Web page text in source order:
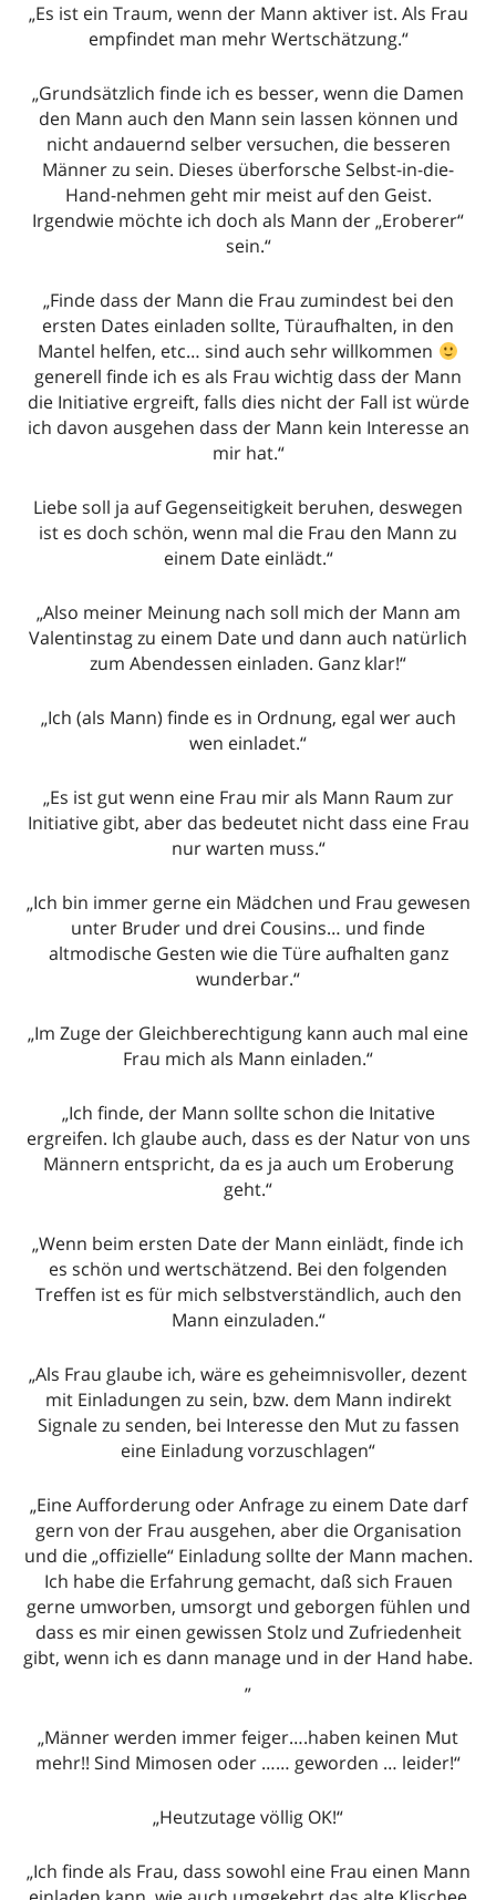
„Es ist ein Traum, wenn der Mann aktiver ist. Als Frau
empfindet man mehr Wertschätzung.“
„Grundsätzlich finde ich es besser, wenn die Damen
den Mann auch den Mann sein lassen können und
nicht andauernd selber versuchen, die besseren
Männer zu sein. Dieses überforsche Selbst-in-die-
Hand-nehmen geht mir meist auf den Geist.
Irgendwie möchte ich doch als Mann der „Eroberer“
sein.“
„Finde dass der Mann die Frau zumindest bei den
ersten Dates einladen sollte, Türaufhalten, in den
Mantel helfen, etc… sind auch sehr willkommen
generell finde ich es als Frau wichtig dass der Mann
die Initiative ergreift, falls dies nicht der Fall ist würde
ich davon ausgehen dass der Mann kein Interesse an
mir hat.“
Liebe soll ja auf Gegenseitigkeit beruhen, deswegen
ist es doch schön, wenn mal die Frau den Mann zu
einem Date einlädt.“
„Also meiner Meinung nach soll mich der Mann am
Valentinstag zu einem Date und dann auch natürlich
zum Abendessen einladen. Ganz klar!“
„Ich (als Mann) finde es in Ordnung, egal wer auch
wen einladet.“
„Es ist gut wenn eine Frau mir als Mann Raum zur
Initiative gibt, aber das bedeutet nicht dass eine Frau
nur warten muss.“
„Ich bin immer gerne ein Mädchen und Frau gewesen
unter Bruder und drei Cousins… und finde
altmodische Gesten wie die Türe aufhalten ganz
wunderbar.“
„Im Zuge der Gleichberechtigung kann auch mal eine
Frau mich als Mann einladen.“
„Ich finde, der Mann sollte schon die Initative
ergreifen. Ich glaube auch, dass es der Natur von uns
Männern entspricht, da es ja auch um Eroberung
geht.“
„Wenn beim ersten Date der Mann einlädt, finde ich
es schön und wertschätzend. Bei den folgenden
Treffen ist es für mich selbstverständlich, auch den
Mann einzuladen.“
„Als Frau glaube ich, wäre es geheimnisvoller, dezent
mit Einladungen zu sein, bzw. dem Mann indirekt
Signale zu senden, bei Interesse den Mut zu fassen
eine Einladung vorzuschlagen“
„Eine Aufforderung oder Anfrage zu einem Date darf
gern von der Frau ausgehen, aber die Organisation
und die „offizielle“ Einladung sollte der Mann machen.
Ich habe die Erfahrung gemacht, daß sich Frauen
gerne umworben, umsorgt und geborgen fühlen und
dass es mir einen gewissen Stolz und Zufriedenheit
gibt, wenn ich es dann manage und in der Hand habe.
„
„Männer werden immer feiger….haben keinen Mut
mehr!! Sind Mimosen oder …… geworden … leider!“
„Heutzutage völlig OK!“
„Ich finde als Frau, dass sowohl eine Frau einen Mann